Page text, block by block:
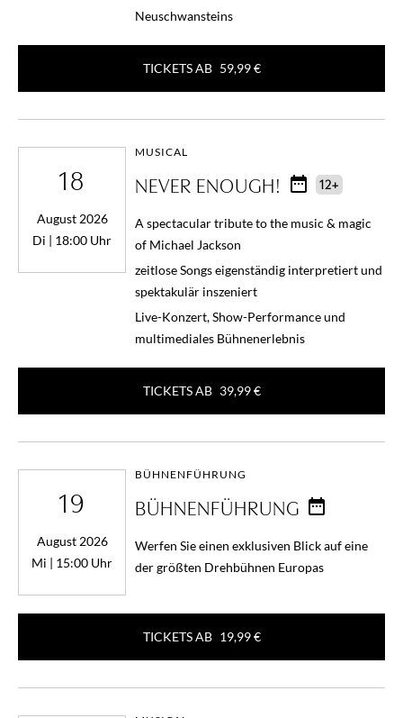
Neuschwansteins
TICKETS AB 59,99 €
18
August 2026
Di | 18:00 Uhr
MUSICAL
NEVER ENOUGH! 12+
A spectacular tribute to the music & magic
of Michael Jackson
zeitlose Songs eigenständig interpretiert und
spektakulär inszeniert
Live-Konzert, Show-Performance und
multimediales Bühnenerlebnis
TICKETS AB 39,99 €
19
August 2026
Mi | 15:00 Uhr
BÜHNENFÜHRUNG
BÜHNENFÜHRUNG
Werfen Sie einen exklusiven Blick auf eine
der größten Drehbühnen Europas
TICKETS AB 19,99 €